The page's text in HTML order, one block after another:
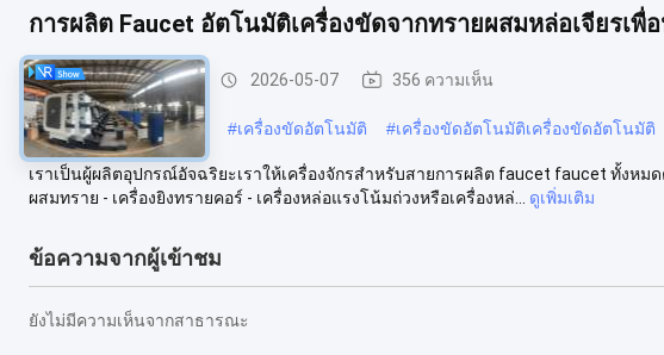
การผลิต Faucet อัตโนมัติเครื่องขัดจากทรายผสมหล่อเจียรเพื่
เครื่องบดและเคลือบ 2026-05-07 356 ความเห็น
#เครื่องขัดโลหะอัตโนมัติ #เครื่องขัดอัตโนมัติ #เครื่องขัดอัตโนมัติเครื่องขัดอัตโนมัติ
เราเป็นผู้ผลิตอุปกรณ์อัจฉริยะเราให้เครื่องจักรสำหรับสายการผลิต faucet faucet ทั้งหม
ผสมทราย - เครื่องยิงทรายคอร์ - เครื่องหล่อแรงโน้มถ่วงหรือเครื่องหล่...
ดูเพิ่มเติม
ข้อความจากผู้เข้าชม
ยังไม่มีความเห็นจากสาธารณะ